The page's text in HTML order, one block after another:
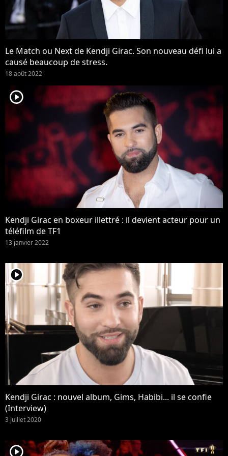
Le Match ou Next de Kendji Girac. Son nouveau défi lui a
causé beaucoup de stress.
18 août 2022
player2
Kendji Girac en boxeur illettré : il devient acteur pour un
téléfilm de TF1
13 janvier 2022
player2
Kendji Girac : nouvel album, Gims, Habibi... il se confie
(Interview)
3 juillet 2020
player2